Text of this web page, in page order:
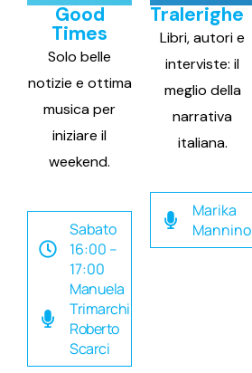
Good
Times
Solo belle
notizie e ottima
musica per
iniziare il
weekend.
Sabato
16:00 –
17:00
Manuela
Trimarchi
Roberto
Scarci
Tralerighe
Libri, autori e
interviste: il
meglio della
narrativa
italiana.
Marika
Mannino